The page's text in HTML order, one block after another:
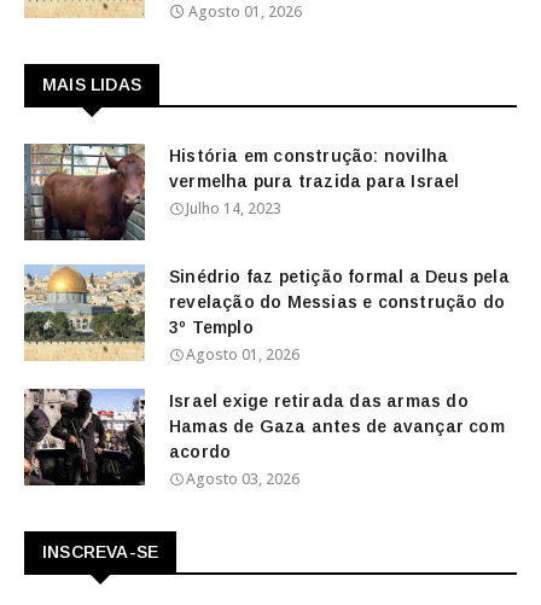
Agosto 01, 2026
MAIS LIDAS
História em construção: novilha
vermelha pura trazida para Israel
Julho 14, 2023
Sinédrio faz petição formal a Deus pela
revelação do Messias e construção do
3º Templo
Agosto 01, 2026
Israel exige retirada das armas do
Hamas de Gaza antes de avançar com
acordo
Agosto 03, 2026
INSCREVA-SE